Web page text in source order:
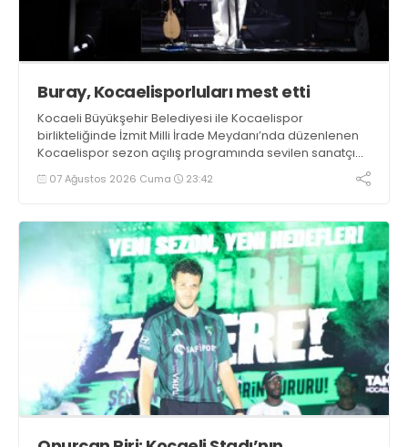
Buray, Kocaelisporluları mest etti
Kocaeli Büyükşehir Belediyesi ile Kocaelispor
birlikteliğinde İzmit Milli İrade Meydanı’nda düzenlenen
Kocaelispor sezon açılış programında sevilen sanatçı
Buray, verdiği konserle meydanı inletti.
07 Ağustos 2026 Cuma 23:42